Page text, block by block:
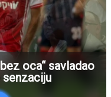
oca“ savladao